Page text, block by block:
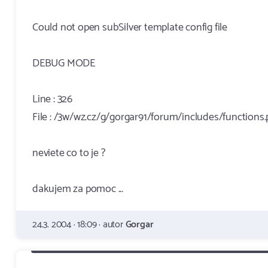
Could not open subSilver template config file
DEBUG MODE
Line : 326
File : /3w/wz.cz/g/gorgar91/forum/includes/
neviete co to je ?
dakujem za pomoc ...
24.3. 2004 · 18:09 · autorGorgar